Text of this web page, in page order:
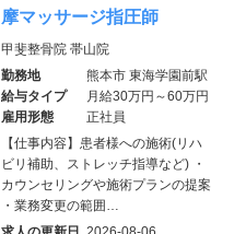
摩マッサージ指圧師
甲斐整骨院 帯山院
勤務地
熊本市 東海学園前駅
給与タイプ
月給30万円～60万円
雇用形態
正社員
【仕事内容】患者様への施術(リハ
ビリ補助、ストレッチ指導など) ・
カウンセリングや施術プランの提案
・業務変更の範囲…